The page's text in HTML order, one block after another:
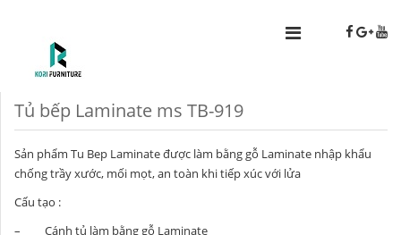
Tủ bếp Laminate ms TB-919
Sản phẩm Tu Bep Laminate được làm bằng gỗ Laminate nhập khẩu
chống trầy xước, mối mọt, an toàn khi tiếp xúc với lửa
Cấu tạo :
– Cánh tủ làm bằng gỗ Laminate